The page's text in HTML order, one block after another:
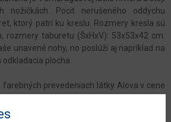
nožičkách. Pocit nerušeného oddychu
ktorý patrí ku kreslu. Rozmery kresla sú
rozmery taburetu (ŠxHxV): 53x53x42 cm.
unavené nohy, no poslúži aj napríklad na
plocha.
farebných prevedeniach látky Alova v cene
objednávke je potrebné zaplatiť 20%